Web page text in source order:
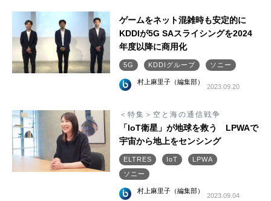
ゲームをネット混雑時も安定的に
KDDIが5G SAスライシングを2024
年度以降に商用化
5G KDDIグループ ソニー
村上麻里子（編集部）
2023.09.20
＜特集＞空と海の通信戦争
「IoT衛星」が地球を救う LPWAで
宇宙から地上をセンシング
ELTRES IoT
LPWA
ソニー
村上麻里子（編集部）
2023.09.04